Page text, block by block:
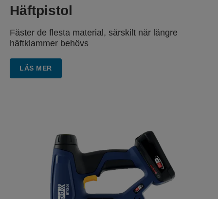
Häftpistol
Fäster de flesta material, särskilt när längre
häftklammer behövs
LÄS MER